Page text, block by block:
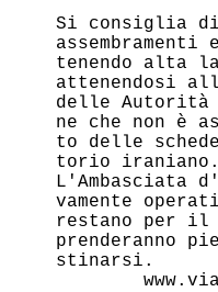
Si consiglia
tenendo alta
attenendosi
delle
ne che non è
to delle
torio
L'Ambasciata
vamente
restano per il
prenderanno